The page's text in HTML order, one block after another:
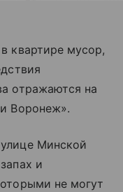
квартире мусор,
отражаются на
Воронеж».
Минской
и
не могут